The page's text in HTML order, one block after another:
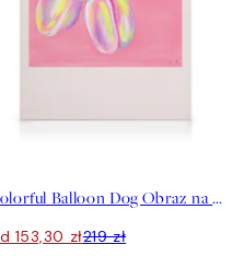
Colorful Balloon Dog Obraz na płótnie
153,30 zł219 zł